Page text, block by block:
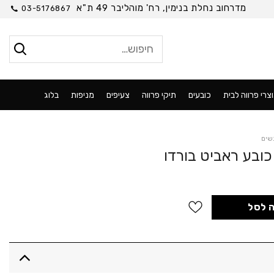
מדרחוב נחלת בנימין, רח' מוהליבר 49 ת"א 03-5176867
עבור:
פרווה לבית כובעים תיקי פרווה צעיפים מניפות בלוג
לסל